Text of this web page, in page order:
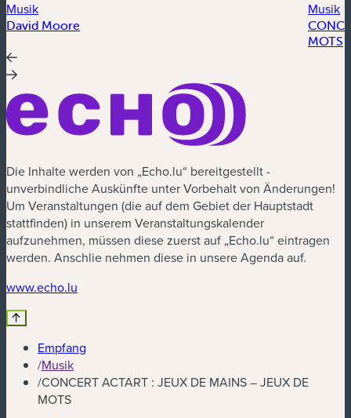
Musik
David Moore
Musik
MOTS
Die Inhalte werden von „Echo.lu“ bereitgestellt -
unverbindliche Auskünfte unter Vorbehalt von Änderungen!
Um Veranstaltungen (die auf dem Gebiet der Hauptstadt
stattfinden) in unserem Veranstaltungskalender
aufzunehmen, müssen diese zuerst auf „Echo.lu“ eintragen
werden. Anschlie nehmen diese in unsere Agenda auf.
www.echo.lu
Empfang
/Musik
/CONCERT ACTART : JEUX DE MAINS – JEUX DE
MOTS